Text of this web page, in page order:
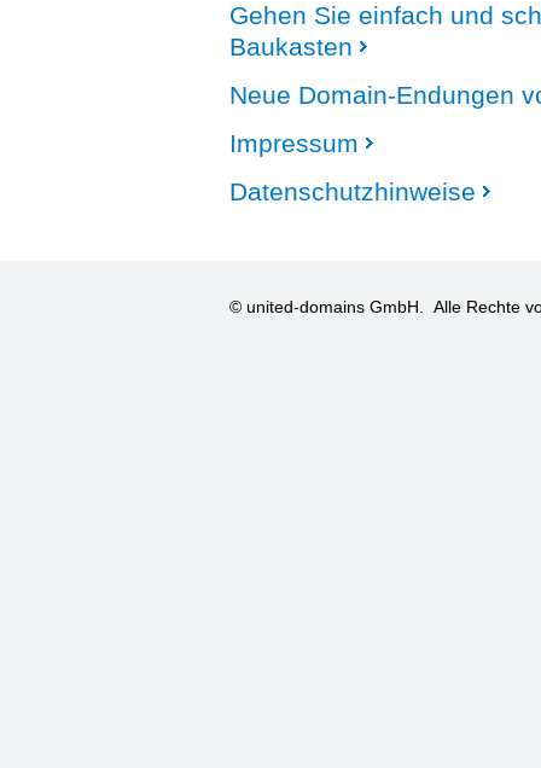
Gehen Sie einfach und
Baukasten
Neue Domain-Endungen
Impressum
Datenschutzhinweise
© united-domains GmbH. Alle Rechte